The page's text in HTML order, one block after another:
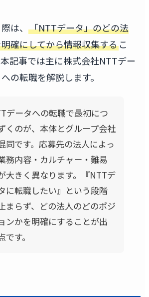
は、 「NTTデータ」のどの法
確にしてから情報収集するこ
記事では主に株式会社NTTデー
の転職を解説します。
データへの転職で最初につ
くのが、本体とグループ会社
同です。応募先の法人によっ
務内容・カルチャー・難易
大きく異なります。『NTTデ
に転職したい』という段階
まらず、どの法人のどのポジ
ンかを明確にすることが出
です。